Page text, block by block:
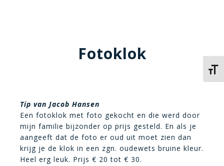
Fotoklok
Tip van Jacob Hansen
Een fotoklok met foto gekocht en die werd door
mijn familie bijzonder op prijs gesteld. En als je
aangeeft dat de foto er oud uit moet zien dan
krijg je de klok in een zgn. oudewets bruine kleur.
Heel erg leuk. Prijs € 20 tot € 30.